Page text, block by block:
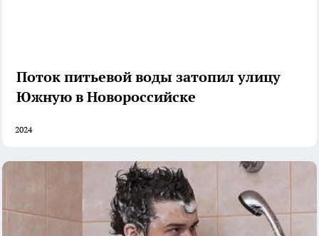
Поток питьевой воды затопил улицу
Южную в Новороссийске
2024